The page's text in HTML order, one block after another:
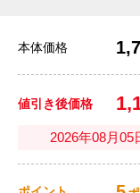
本体価格
値引き後価格
2026年08月05